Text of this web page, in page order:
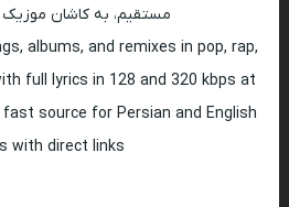
مستقیم، به کاشان موزیک
albums, and remixes in pop, rap,
full lyrics in 128 and 320 kbps at
source for Persian and English
with direct links.